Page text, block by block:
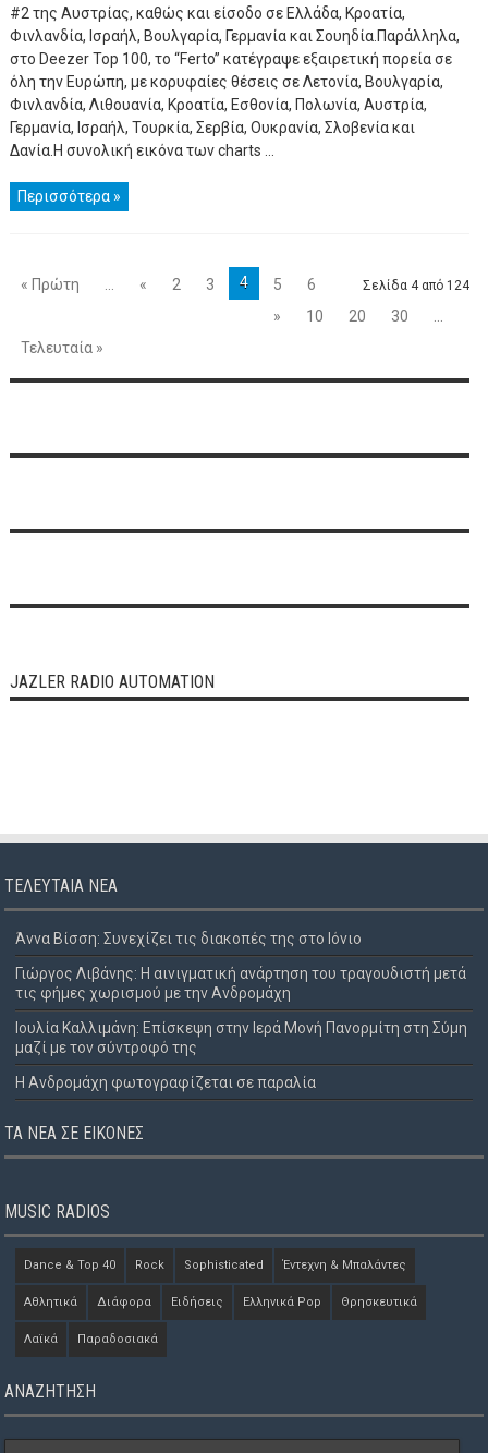
#2 της Αυστρίας, καθώς και είσοδο σε Ελλάδα, Κροατία,
Φινλανδία, Ισραήλ, Βουλγαρία, Γερμανία και Σουηδία.Παράλληλα,
στο Deezer Top 100, το “Ferto” κατέγραψε εξαιρετική πορεία σε
όλη την Ευρώπη, με κορυφαίες θέσεις σε Λετονία, Βουλγαρία,
Φινλανδία, Λιθουανία, Κροατία, Εσθονία, Πολωνία, Αυστρία,
Γερμανία, Ισραήλ, Τουρκία, Σερβία, Ουκρανία, Σλοβενία και
Δανία.Η συνολική εικόνα των charts ...
Περισσότερα »
Σελίδα 4 από 124
« Πρώτη « 2 3 4 5
6
»
10 20 30
Τελευταία »
JAZLER RADIO AUTOMATION
ΤΕΛΕΥΤΑΊΑ ΝΈΑ
Άννα Βίσση: Συνεχίζει τις διακοπές της στο Ιόνιο
Γιώργος Λιβάνης: Η αινιγματική ανάρτηση του τραγουδιστή μετά
τις φήμες χωρισμού με την Ανδρομάχη
Ιουλία Καλλιμάνη: Επίσκεψη στην Ιερά Μονή Πανορμίτη στη Σύμη
μαζί με τον σύντροφό της
Η Ανδρομάχη φωτογραφίζεται σε παραλία
ΤΑ ΝΈΑ ΣΕ ΕΙΚΌΝΕΣ
MUSIC RADIOS
Dance & Top 40 Rock Sophisticated Έντεχνη & Μπαλάντες
Αθλητικά Διάφορα Ειδήσεις Ελληνικά Pop Θρησκευτικά
Λαϊκά Παραδοσιακά
ΑΝΑΖΗΤΗΣΗ